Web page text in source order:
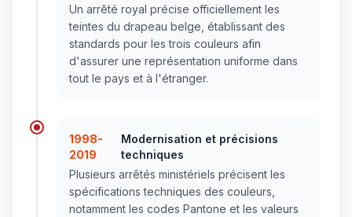
Un arrêté royal précise officiellement les
teintes du drapeau belge, établissant des
standards pour les trois couleurs afin
d'assurer une représentation uniforme dans
tout le pays et à l'étranger.
1998-
2019
Modernisation et précisions
techniques
Plusieurs arrêtés ministériels précisent les
spécifications techniques des couleurs,
notamment les codes Pantone et les valeurs